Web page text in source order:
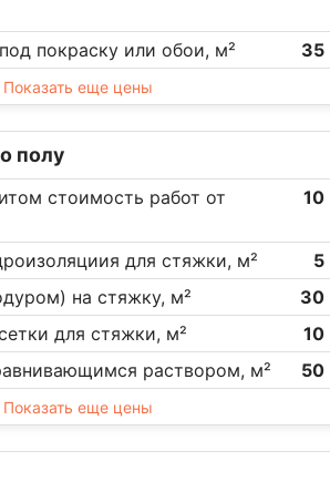
покраску или обои, м² 35
Показать еще цены
полу
стоимость работ от
10
для стяжки, м² 5
на стяжку, м² 30
для стяжки, м² 10
раствором, м² 50
Показать еще цены